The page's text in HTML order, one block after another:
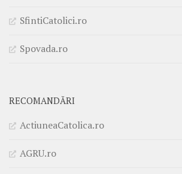
SfintiCatolici.ro
Spovada.ro
RECOMANDĂRI
ActiuneaCatolica.ro
AGRU.ro